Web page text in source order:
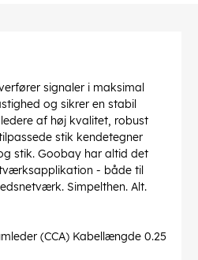
signaler i maksimal
og sikrer en stabil
af høj kvalitet, robust
stik kendetegner
stik. Goobay har altid det
- både til
Simpelthen. Alt.
(CCA) Kabellængde 0.25